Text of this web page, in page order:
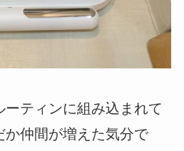
ティンに組み込まれて
か仲間が増えた気分で